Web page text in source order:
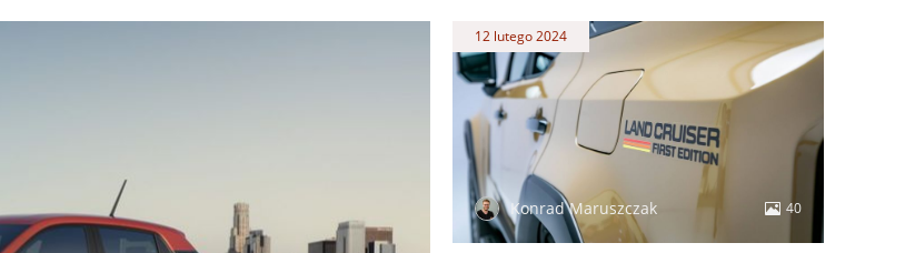
12 lutego 2024
Konrad Maruszczak 40